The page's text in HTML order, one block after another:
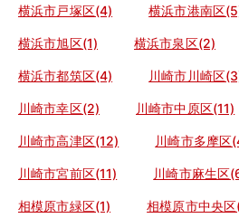
横浜市戸塚区(4) 横浜市港南区
横浜市旭区(1) 横浜市泉区(2)
横浜市都筑区(4) 川崎市川崎区
川崎市幸区(2) 川崎市中原区(11)
川崎市高津区(12) 川崎市多摩区
川崎市宮前区(11) 川崎市麻生区
相模原市緑区(1) 相模原市中央